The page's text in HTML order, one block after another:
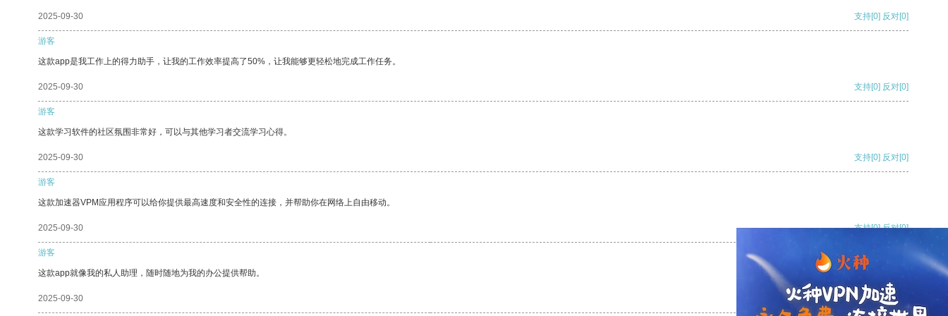
2025-09-30 支持[0] 反对[0]
游客
这款app是我工作上的得力助手，让我的工作效率提高了50%，让我能够更轻松地完成工作任务。
2025-09-30 支持[0] 反对[0]
游客
这款学习软件的社区氛围非常好，可以与其他学习者交流学习心得。
2025-09-30 支持[0] 反对[0]
游客
这款加速器VPM应用程序可以给你提供最高速度和安全性的连接，并帮助你在网络上自由移动。
2025-09-30 支持[0] 反对[0]
游客
这款app就像我的私人助理，随时随地为我的办公提供帮助。
2025-09-30 支持[0] 反对